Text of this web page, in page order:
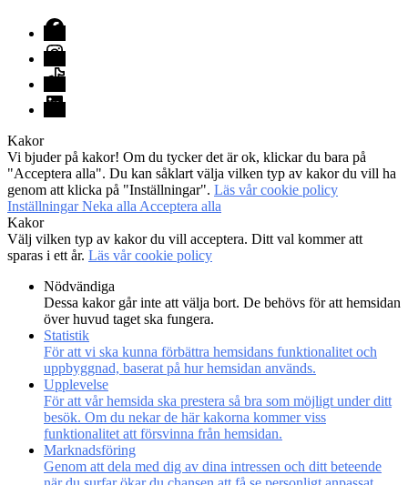
Facebook
Instagram
TikTok
LinkedIn
Kakor
Vi bjuder på kakor! Om du tycker det är ok, klickar du bara på
"Acceptera alla". Du kan såklart välja vilken typ av kakor du vill ha
genom att klicka på "Inställningar". Läs vår cookie policy
InställningarNeka alla Acceptera alla
Kakor
Välj vilken typ av kakor du vill acceptera. Ditt val kommer att
sparas i ett år. Läs vår cookie policy
Nödvändiga
Dessa kakor går inte att välja bort. De behövs för att hemsidan
över huvud taget ska fungera.
Statistik
För att vi ska kunna förbättra hemsidans funktionalitet och
uppbyggnad, baserat på hur hemsidan används.
Upplevelse
För att vår hemsida ska prestera så bra som möjligt under ditt
besök. Om du nekar de här kakorna kommer viss
funktionalitet att försvinna från hemsidan.
Marknadsföring
Genom att dela med dig av dina intressen och ditt beteende